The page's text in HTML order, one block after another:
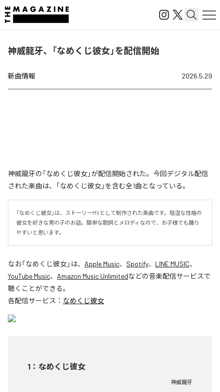
神威龍牙、「なめくじ彼女」を配信開始
新曲情報 2026.5.29
神威龍牙の「なめくじ彼女」が配信開始された。今回デジタル配信
された楽曲は、「なめくじ彼女」を含む全1曲となっている。
「なめくじ彼女」は、ストーリーMVとして制作された楽曲です。陰湿な性格の
彼女を好きな男の子のお話。簡単な歌詞とメロディなので、お子様でも踊り
やすいと思います。
なお「なめくじ彼女」は、 Apple Music、 Spotify、 LINE MUSIC、
YouTube Music、 Amazon Music Unlimitedなどの音楽配信サービスで
聴くことができる。
各配信サービス： なめくじ彼女
1 ： なめくじ彼女
神威龍牙